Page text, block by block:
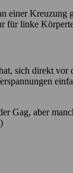
einer Kreuzung
für linke
sich direkt vor
Gag, aber